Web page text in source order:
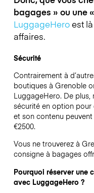
bagages » ou une
LuggageHeroest là
affaires.
Sécurité
Contrairement à
boutiques à Grenoble
LuggageHero. De plus,
sécurité en option
et son contenu
€2500.
Vous ne trouverez à
consigne à bagages
Pourquoi réserver une
avec LuggageHero ?